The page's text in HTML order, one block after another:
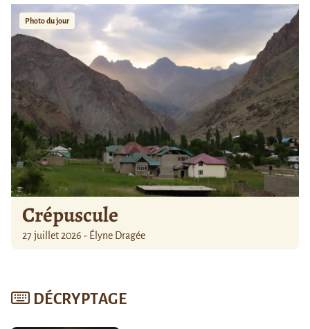
Photo du jour
Crépuscule
27 juillet 2026 - Élyne Dragée
DÉCRYPTAGE